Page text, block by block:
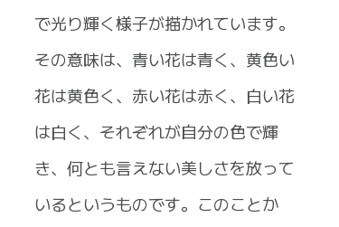
で光り輝く様子が描かれています。
その意味は、青い花は青く、黄色い
花は黄色く、赤い花は赤く、白い花
は白く、それぞれが自分の色で輝
き、何とも言えない美しさを放って
いるというものです。このことか